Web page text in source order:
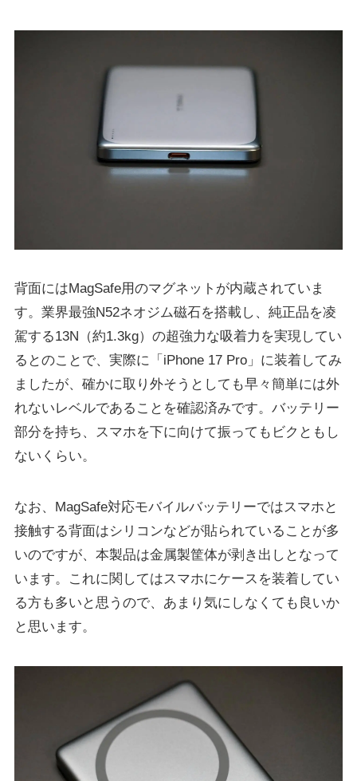
背面にはMagSafe用のマグネットが内蔵されていま
す。業界最強N52ネオジム磁石を搭載し、純正品を凌
駕する13N（約1.3kg）の超強力な吸着力を実現してい
るとのことで、実際に「iPhone 17 Pro」に装着してみ
ましたが、確かに取り外そうとしても早々簡単には外
れないレベルであることを確認済みです。バッテリー
部分を持ち、スマホを下に向けて振ってもビクともし
ないくらい。
なお、MagSafe対応モバイルバッテリーではスマホと
接触する背面はシリコンなどが貼られていることが多
いのですが、本製品は金属製筐体が剥き出しとなって
います。これに関してはスマホにケースを装着してい
る方も多いと思うので、あまり気にしなくても良いか
と思います。